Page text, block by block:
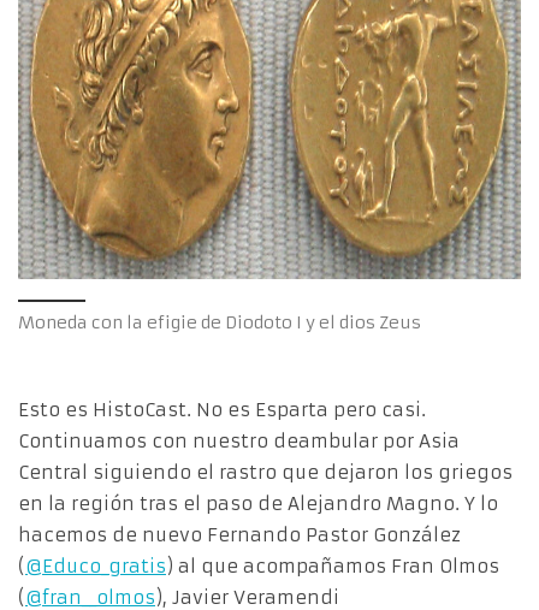
Moneda con la efigie de Diodoto I y el dios Zeus
Esto es HistoCast. No es Esparta pero casi.
Continuamos con nuestro deambular por Asia
Central siguiendo el rastro que dejaron los griegos
en la región tras el paso de Alejandro Magno. Y lo
hacemos de nuevo Fernando Pastor González
(@Educo_gratis) al que acompañamos Fran Olmos
(@fran__olmos), Javier Veramendi